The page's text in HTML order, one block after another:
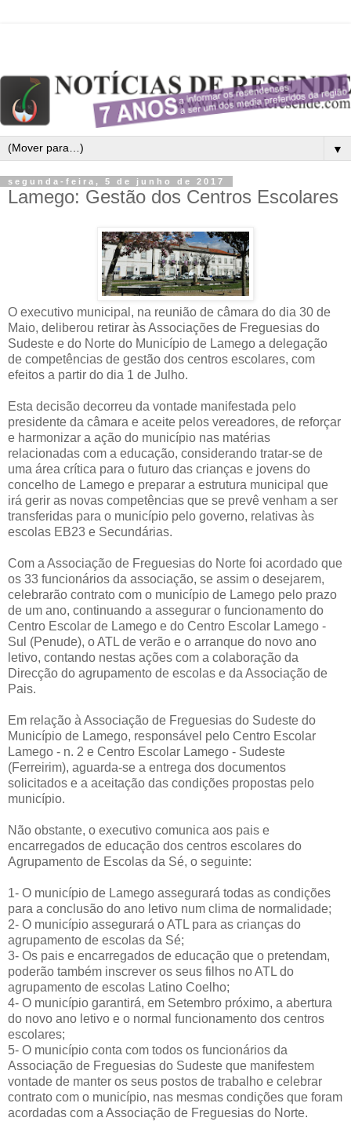
▼
segunda-feira, 5 de junho de 2017
Lamego: Gestão dos Centros Escolares
O executivo municipal, na reunião de câmara do dia 30 de
Maio, deliberou retirar às Associações de Freguesias do
Sudeste e do Norte do Município de Lamego a delegação
de competências de gestão dos centros escolares, com
efeitos a partir do dia 1 de Julho.
Esta decisão decorreu da vontade manifestada pelo
presidente da câmara e aceite pelos vereadores, de reforçar
e harmonizar a ação do município nas matérias
relacionadas com a educação, considerando tratar-se de
uma área crítica para o futuro das crianças e jovens do
concelho de Lamego e preparar a estrutura municipal que
irá gerir as novas competências que se prevê venham a ser
transferidas para o município pelo governo, relativas às
escolas EB23 e Secundárias.
Com a Associação de Freguesias do Norte foi acordado que
os 33 funcionários da associação, se assim o desejarem,
celebrarão contrato com o município de Lamego pelo prazo
de um ano, continuando a assegurar o funcionamento do
Centro Escolar de Lamego e do Centro Escolar Lamego -
Sul (Penude), o ATL de verão e o arranque do novo ano
letivo, contando nestas ações com a colaboração da
Direcção do agrupamento de escolas e da Associação de
Pais.
Em relação à Associação de Freguesias do Sudeste do
Município de Lamego, responsável pelo Centro Escolar
Lamego - n. 2 e Centro Escolar Lamego - Sudeste
(Ferreirim), aguarda-se a entrega dos documentos
solicitados e a aceitação das condições propostas pelo
município.
Não obstante, o executivo comunica aos pais e
encarregados de educação dos centros escolares do
Agrupamento de Escolas da Sé, o seguinte:
1- O município de Lamego assegurará todas as condições
para a conclusão do ano letivo num clima de normalidade;
2- O município assegurará o ATL para as crianças do
agrupamento de escolas da Sé;
3- Os pais e encarregados de educação que o pretendam,
poderão também inscrever os seus filhos no ATL do
agrupamento de escolas Latino Coelho;
4- O município garantirá, em Setembro próximo, a abertura
do novo ano letivo e o normal funcionamento dos centros
escolares;
5- O município conta com todos os funcionários da
Associação de Freguesias do Sudeste que manifestem
vontade de manter os seus postos de trabalho e celebrar
contrato com o município, nas mesmas condições que foram
acordadas com a Associação de Freguesias do Norte.